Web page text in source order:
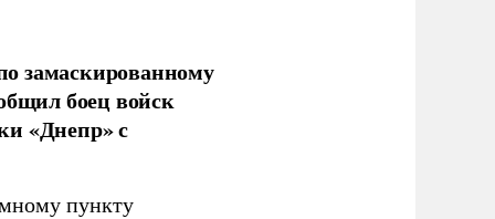
замаскированному
боец войск
«Днепр» с
пункту